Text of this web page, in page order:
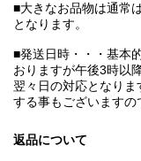
■大きなお品物は通常
となります。
■発送日時・・・基本
おりますが午後3時以
翌々日の対応となり
する事もございますの
返品について